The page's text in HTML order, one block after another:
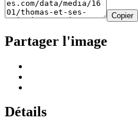
Copier
Partager l'image
Détails